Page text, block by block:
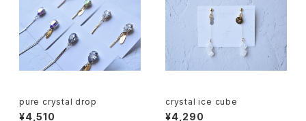
pure crystal drop
¥4,510
crystal ice cube
¥4,290